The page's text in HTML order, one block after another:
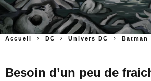
Accueil DC Univers DC Batman
Besoin d’un peu de